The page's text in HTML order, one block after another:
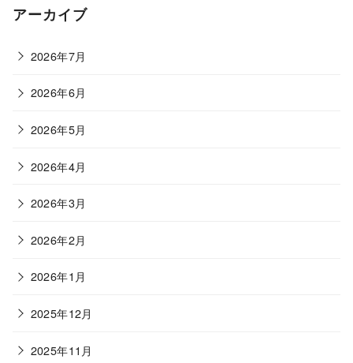
ゴ
ー
アーカイブ
2026年7月
2026年6月
2026年5月
2026年4月
2026年3月
2026年2月
2026年1月
2025年12月
2025年11月